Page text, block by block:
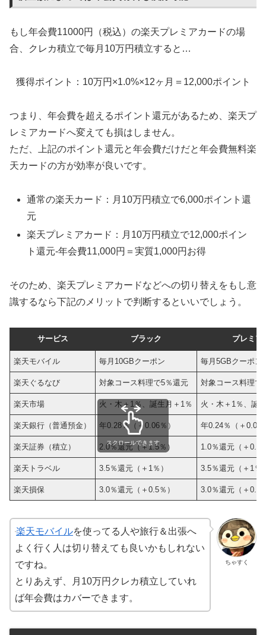
もし年会費11000円（税込）の楽天プレミアカードの場
合、クレカ積立で毎月10万円積立すると…
獲得ポイント：10万円×1.0%×12ヶ月＝12,000ポイント
つまり、年会費を超えるポイント還元があるため、楽天プ
レミアカードへ変えても損はしません。
ただ、上記のポイント還元と年会費だけだと年会費無料楽
天カードの方が効率が良いです。
通常の楽天カード：月10万円積立で6,000ポイント還
元
楽天プレミアカード：月10万円積立で12,000ポイン
ト還元-年会費11,000円＝実質1,000円お得
そのため、楽天プレミアカードなどへの切り替えをもし意
識するなら下記のメリットで判断するといいでしょう。
サービス ブラック プレミア
楽天モバイル 毎月10GBクーポン 毎月5GBクーポン
楽天ぐるなび 対象コース料理で5％還元 対象コース料理で
楽天市場 火・木＋1％、誕生月＋1％ 火・木＋1％、誕
楽天銀行（普通預金） 年0.28％（＋0.06％） 年0.24％（＋0.02
楽天証券（積立） 2.0％還元（＋1.5％） 1.0％還元（＋0.5
楽天トラベル 3.5％還元（＋1％） 3.5％還元（＋1％
楽天損保 3.0％還元（＋0.5％） 3.0％還元（＋0.5
スクロールできます
ちゃすく
楽天モバイルを使ってる人や旅行＆出張へ
よく行く人は切り替えても良いかもしれない
ですね。
とりあえず、月10万円クレカ積立していれ
ば年会費はカバーできます。